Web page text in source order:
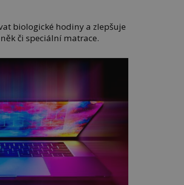
biologické hodiny a zlepšuje
či speciální matrace.